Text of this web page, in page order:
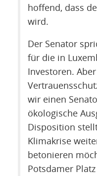
hoffend, dass
wird.
Der Senator
für die in
Investoren.
wir einen
ökologische
Disposition
Klimakrise
betonieren
Potsdamer